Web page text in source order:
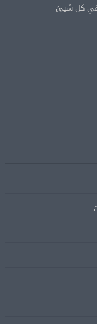
في كل شيئ